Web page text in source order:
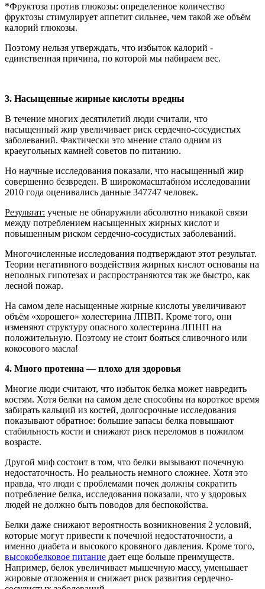
*Фруктоза против глюкозы: определенное количество
фруктозы стимулирует аппетит сильнее, чем такой же объём
калорий глюкозы.
Поэтому нельзя утверждать, что избыток калорий -
единственная причина, по которой мы набираем вес.
3. Насыщенные жирные кислоты вредны
В течение многих десятилетий люди считали, что
насыщенный жир увеличивает риск сердечно-сосудистых
заболеваний. Фактически это мнение стало одним из
краеугольных камней советов по питанию.
Но научные исследования показали, что насыщенный жир
совершенно безвреден. В широкомасштабном исследовании
2010 года оценивались данные 347747 человек.
Результат: ученые не обнаружили абсолютно никакой связи
между потреблением насыщенных жирных кислот и
повышенным риском сердечно-сосудистых заболеваний.
Многочисленные исследования подтверждают этот результат.
Теории негативного воздействия жирных кислот основаны на
неполных гипотезах и распространяются так же быстро, как
лесной пожар.
На самом деле насыщенные жирные кислоты увеличивают
объём «хорошего» холестерина ЛПВП. Кроме того, они
изменяют структуру опасного холестерина ЛПНП на
положительную. Поэтому не стоит бояться сливочного или
кокосового масла!
4. Много протеина — плохо для здоровья
Многие люди считают, что избыток белка может навредить
костям. Хотя белки на самом деле способны на короткое время
забирать кальций из костей, долгосрочные исследования
показывают обратное: большие запасы белка повышают
стабильность кости и снижают риск переломов в пожилом
возрасте.
Другой миф состоит в том, что белки вызывают почечную
недостаточность. Но реальность немного сложнее. Хотя это
правда, что люди с проблемами почек должны сократить
потребление белка, исследования показали, что у здоровых
людей не должно быть поводов для беспокойства.
Белки даже снижают вероятность возникновения 2 условий,
которые могут привести к почечной недостаточности, а
именно диабета и высокого кровяного давления. Кроме того,
высокобелковое питание дает еще больше преимуществ.
Например, белок увеличивает мышечную массу, уменьшает
жировые отложения и снижает риск развития сердечно-